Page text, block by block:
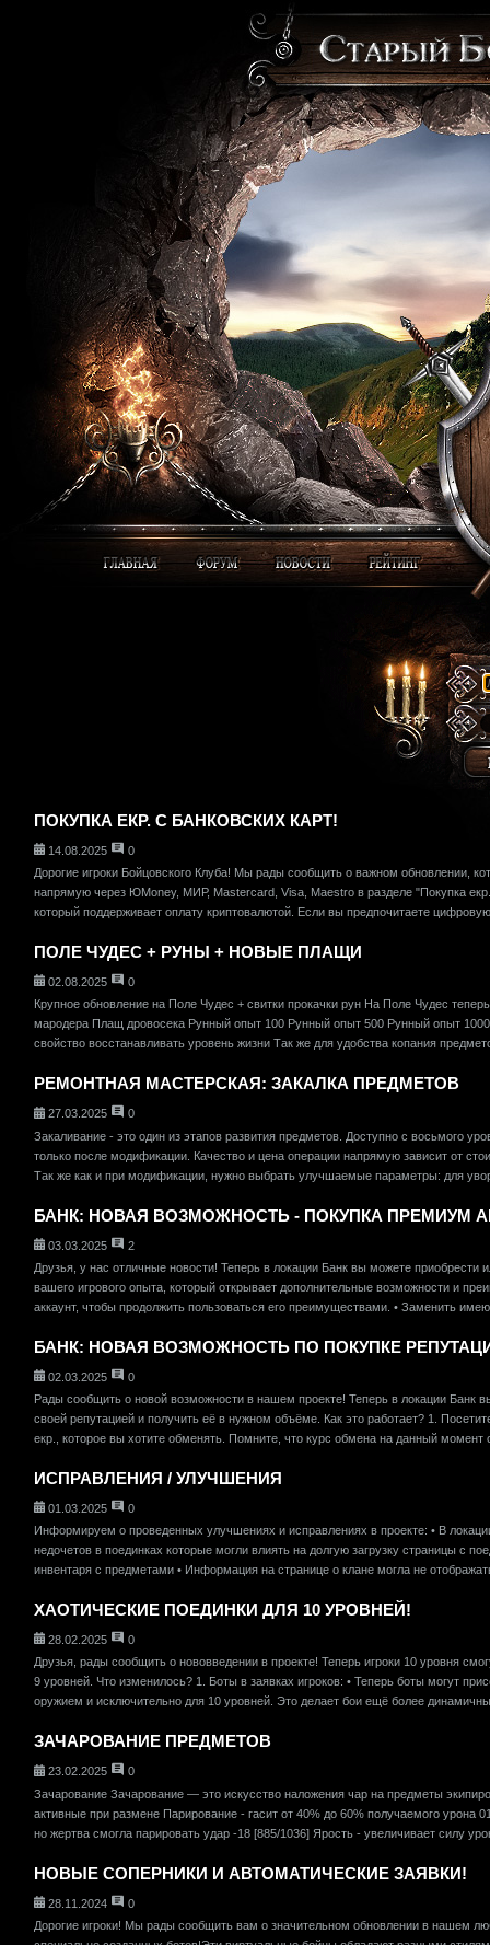
ПОКУПКА ЕКР. С БАНКОВСКИХ КАРТ!
14.08.2025
0
Дорогие игроки Бойцовского Клуба! Мы рады сообщить о важном обновлении,
напрямую через ЮMoney, МИР, Mastercard, Visa, Maestro в разделе "Покупка
который поддерживает оплату криптовалютой. Если вы предпочитаете
ПОЛЕ ЧУДЕС + РУНЫ + НОВЫЕ ПЛАЩИ
02.08.2025
0
Крупное обновление на Поле Чудес + свитки прокачки рун На Поле Чудес
мародера Плащ дровосека Рунный опыт 100 Рунный опыт 500 Рунный опыт
свойство восстанавливать уровень жизни Так же для удобства копания
РЕМОНТНАЯ МАСТЕРСКАЯ: ЗАКАЛКА ПРЕДМЕТОВ
27.03.2025
0
Закаливание - это один из этапов развития предметов. Доступно с восьмого
только после модификации. Качество и цена операции напрямую зависит от
Так же как и при модификации, нужно выбрать улучшаемые параметры: для
БАНК: НОВАЯ ВОЗМОЖНОСТЬ - ПОКУПКА ПРЕМИУМ
03.03.2025
2
Друзья, у нас отличные новости! Теперь в локации Банк вы можете
вашего игрового опыта, который открывает дополнительные возможности и
аккаунт, чтобы продолжить пользоваться его преимуществами. • Заменить
БАНК: НОВАЯ ВОЗМОЖНОСТЬ ПО ПОКУПКЕ
02.03.2025
0
Рады сообщить о новой возможности в нашем проекте! Теперь в локации Банк
своей репутацией и получить её в нужном объёме. Как это работает? 1.
екр., которое вы хотите обменять. Помните, что курс обмена на данный
ИСПРАВЛЕНИЯ / УЛУЧШЕНИЯ
01.03.2025
0
Информируем о проведенных улучшениях и исправлениях в проекте: • В
недочетов в поединках которые могли влиять на долгую загрузку страницы с
инвентаря с предметами • Информация на странице о клане могла не
ХАОТИЧЕСКИЕ ПОЕДИНКИ ДЛЯ 10 УРОВНЕЙ!
28.02.2025
0
Друзья, рады сообщить о нововведении в проекте! Теперь игроки 10 уровня
9 уровней. Что изменилось? 1. Боты в заявках игроков: • Теперь боты могут
оружием и исключительно для 10 уровней. Это делает бои ещё более
ЗАЧАРОВАНИЕ ПРЕДМЕТОВ
23.02.2025
0
Зачарование Зачарование — это искусство наложения чар на предметы
активные при размене Парирование - гасит от 40% до 60% получаемого урона
но жертва смогла парировать удар -18 [885/1036] Ярость - увеличивает силу
НОВЫЕ СОПЕРНИКИ И АВТОМАТИЧЕСКИЕ ЗАЯВКИ!
28.11.2024
0
Дорогие игроки! Мы рады сообщить вам о значительном обновлении в нашем